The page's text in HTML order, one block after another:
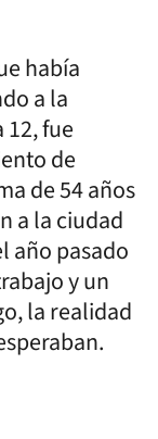
había
a la
fue
de
de 54 años
a la ciudad
año pasado
y un
la realidad